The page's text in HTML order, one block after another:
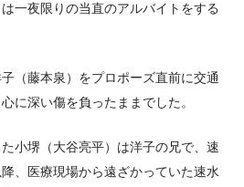
一夜限りの当直のアルバイトをする
（藤本泉）をプロポーズ直前に交通
に深い傷を負ったままでした。
小堺（大谷亮平）は洋子の兄で、速
、医療現場から遠ざかっていた速水